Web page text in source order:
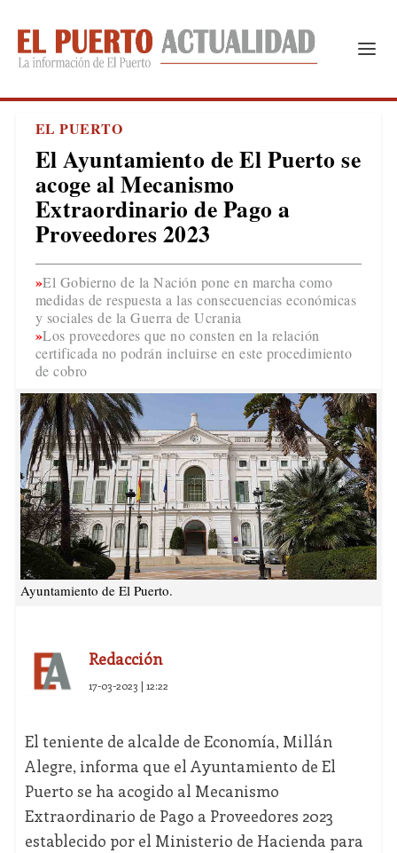
EL PUERTO
El Ayuntamiento de El Puerto se
acoge al Mecanismo
Extraordinario de Pago a
Proveedores 2023
El Gobierno de la Nación pone en marcha como
medidas de respuesta a las consecuencias económicas
y sociales de la Guerra de Ucrania
Los proveedores que no consten en la relación
certificada no podrán incluirse en este procedimiento
de cobro
Ayuntamiento de El Puerto.
Redacción
17-03-2023 | 12:22
El teniente de alcalde de Economía, Millán
Alegre, informa que el Ayuntamiento de El
Puerto se ha acogido al Mecanismo
Extraordinario de Pago a Proveedores 2023
establecido por el Ministerio de Hacienda para